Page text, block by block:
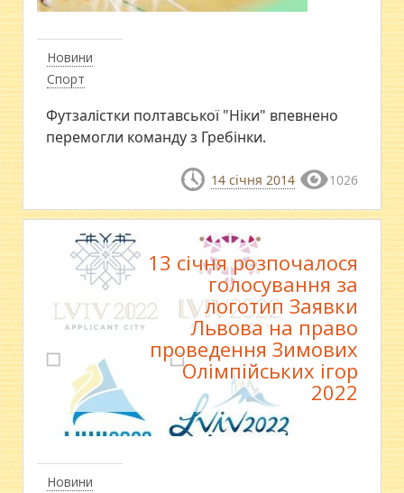
Новини
Спорт
Футзалістки полтавської "Ніки" впевнено
перемогли команду з Гребінки.
14 січня 2014 1026
Новини
13 січня розпочалося
голосування за
логотип Заявки
Львова на право
проведення Зимових
Олімпійських ігор
2022